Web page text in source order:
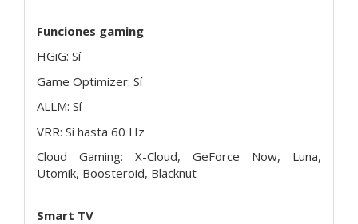
Funciones gaming
HGiG: Sí
Game Optimizer: Sí
ALLM: Sí
VRR: Sí hasta 60 Hz
Cloud Gaming: X-Cloud, GeForce Now, Luna,
Utomik, Boosteroid, Blacknut
Smart TV